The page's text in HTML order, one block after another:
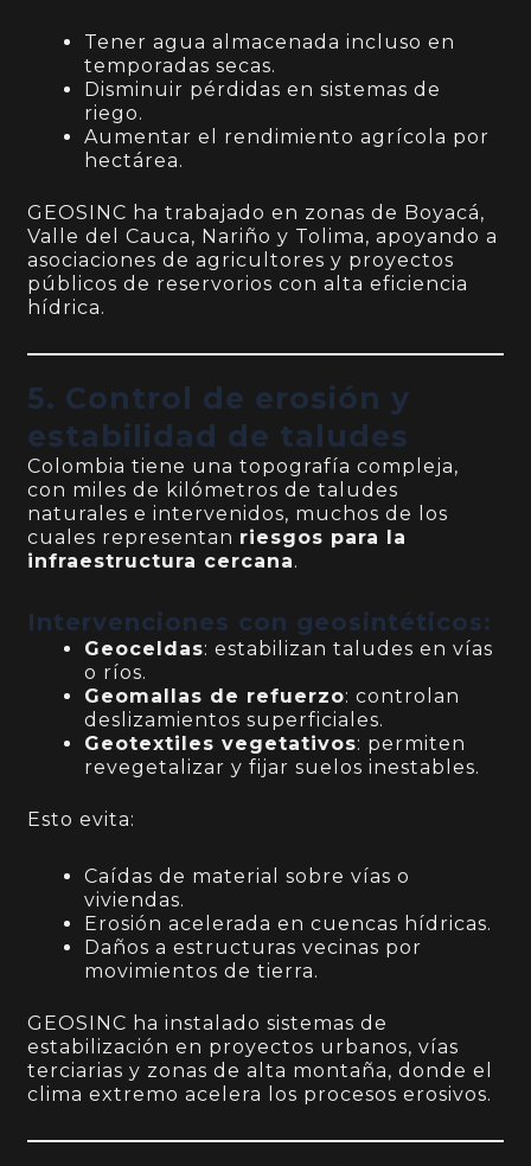
Tener agua almacenada incluso en
temporadas secas.
Disminuir pérdidas en sistemas de
riego.
Aumentar el rendimiento agrícola por
hectárea.
GEOSINC ha trabajado en zonas de Boyacá,
Valle del Cauca, Nariño y Tolima, apoyando a
asociaciones de agricultores y proyectos
públicos de reservorios con alta eficiencia
hídrica.
5. Control de erosión y
estabilidad de taludes
Colombia tiene una topografía compleja,
con miles de kilómetros de taludes
naturales e intervenidos, muchos de los
cuales representan riesgos para la
infraestructura cercana.
Intervenciones con geosintéticos:
Geoceldas: estabilizan taludes en vías
o ríos.
Geomallas de refuerzo: controlan
deslizamientos superficiales.
Geotextiles vegetativos: permiten
revegetalizar y fijar suelos inestables.
Esto evita:
Caídas de material sobre vías o
viviendas.
Erosión acelerada en cuencas hídricas.
Daños a estructuras vecinas por
movimientos de tierra.
GEOSINC ha instalado sistemas de
estabilización en proyectos urbanos, vías
terciarias y zonas de alta montaña, donde el
clima extremo acelera los procesos erosivos.